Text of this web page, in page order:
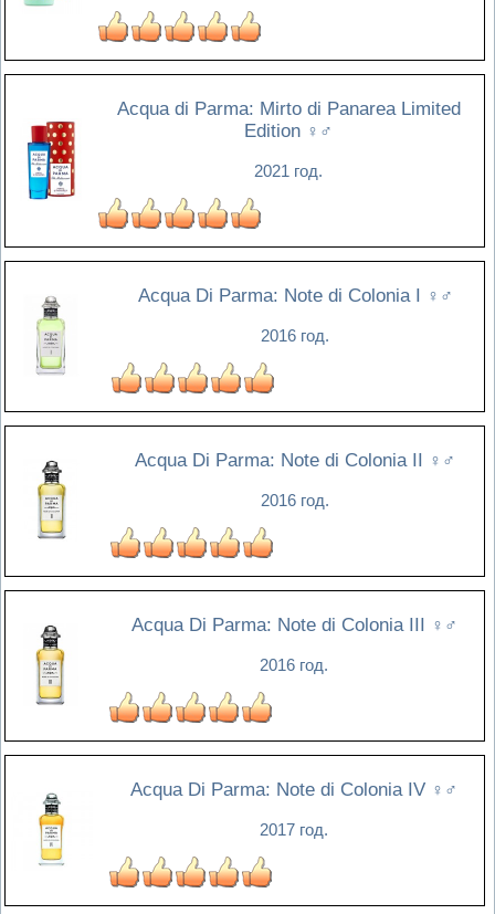
Acqua di Parma: Mirto di Panarea Limited
Edition ♀♂
2021 год.
Acqua Di Parma: Note di Colonia I ♀♂
2016 год.
Acqua Di Parma: Note di Colonia II ♀♂
2016 год.
Acqua Di Parma: Note di Colonia III ♀♂
2016 год.
Acqua Di Parma: Note di Colonia IV ♀♂
2017 год.